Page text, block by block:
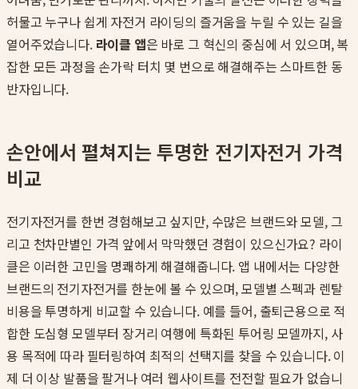
허물고 누구나 쉽게 자전거 라이딩의 즐거움을 누릴 수 있는 길을
열어주었습니다. 라이클 앱은 바로 그 혁신의 중심에 서 있으며, 복
잡한 모든 과정을 손가락 터치 몇 번으로 해결해주는 스마트한 동
반자입니다.
손안에서 펼쳐지는 투명한 전기자전거 가격
비교
전기자전거를 한번 경험해보고 싶지만, 수많은 브랜드와 모델, 그
리고 천차만별인 가격 앞에서 막막했던 경험이 있으신가요? 라이
클은 이러한 고민을 명쾌하게 해결해줍니다. 앱 내에서는 다양한
브랜드의 전기자전거를 한눈에 볼 수 있으며, 모델별 스펙과 렌탈
비용을 투명하게 비교할 수 있습니다. 예를 들어, 출퇴근용으로 적
합한 도심형 모델부터 장거리 여행에 특화된 투어링 모델까지, 사
용 목적에 따라 필터링하여 최적의 선택지를 찾을 수 있습니다. 이
제 더 이상 발품을 팔거나 여러 웹사이트를 전전할 필요가 없습니